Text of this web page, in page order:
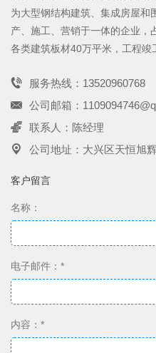
为大型钢结构建筑、集成房屋和
产、施工、营销于一体的企业，
各类建筑板材40万平米，工程竣
服务热线：13520960768
公司邮箱：
联系人：陈经理
公司地址：大兴区天恒旭
客户留言
名称：
电子邮件：*
内容：*